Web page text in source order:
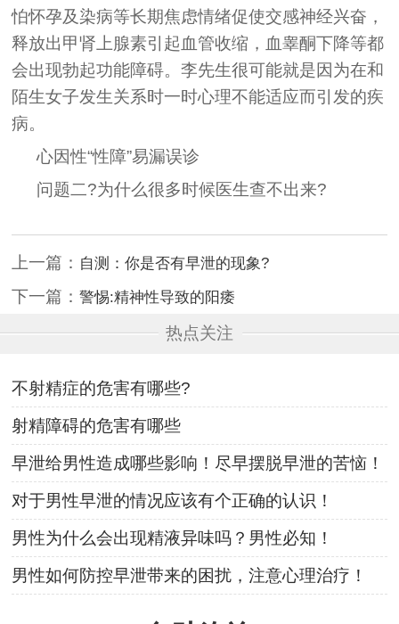
怕怀孕及染病等长期焦虑情绪促使交感神经兴奋，
释放出甲肾上腺素引起血管收缩，血睾酮下降等都
会出现勃起功能障碍。李先生很可能就是因为在和
陌生女子发生关系时一时心理不能适应而引发的疾
病。
心因性“性障”易漏误诊
问题二?为什么很多时候医生查不出来?
上一篇： 自测：你是否有早泄的现象?
下一篇：警惕:精神性导致的阳痿
热点关注
不射精症的危害有哪些?
射精障碍的危害有哪些
早泄给男性造成哪些影响！尽早摆脱早泄的苦恼！
对于男性早泄的情况应该有个正确的认识！
男性为什么会出现精液异味吗？男性必知！
男性如何防控早泄带来的困扰，注意心理治疗！